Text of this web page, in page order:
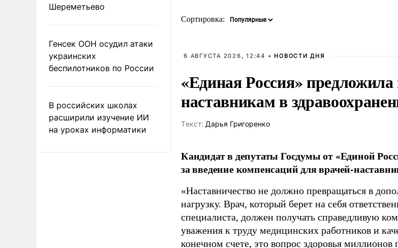
Шереметьево
Генсек ООН осудил атаки
украинских
беспилотников по России
В российских школах
расширили изучение ИИ
на уроках информатики
Сортировка:
6 АВГУСТА 2026, 12:44 • НОВОСТИ ДНЯ
«Единая Россия»
наставникам в
Tекст: Дарья Григоренко
Кандидат в депутаты Госдумы от «Единой
за введение компенсаций для врачей-
«Наставничество не должно превращаться в
нагрузку. Врач, который берет на себя
специалиста, должен получать справедливую
уважения к труду медицинских работников и
конечном счете, это вопрос здоровья миллионов